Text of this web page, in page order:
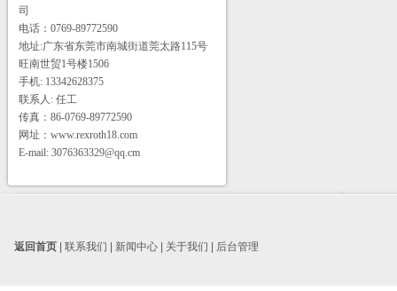
司
电话：0769-89772590
地址:广东省东莞市南城街道莞太路115号
旺南世贸1号楼1506
手机: 13342628375
联系人: 任工
传真：86-0769-89772590
网址：www.rexroth18.com
E-mail: 3076363329@qq.cm
返回首页 联系我们 新闻中心 关于我们 后台管理